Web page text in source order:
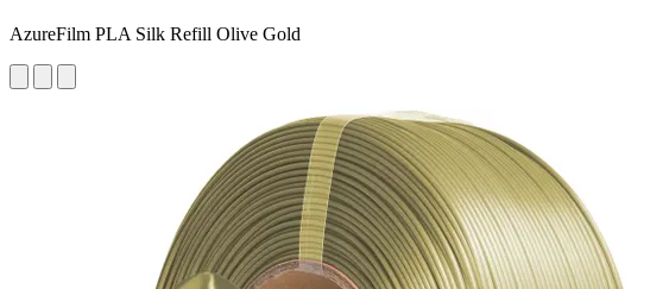
AzureFilm PLA Silk Refill Olive Gold